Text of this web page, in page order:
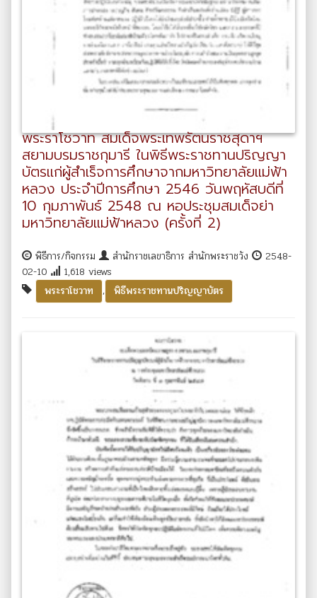
พระราโชวาท สมเด็จพระเทพรัตนราชสุดาฯ
สยามบรมราชกุมารี ในพิธีพระราชทานปริญญา
บัตรแก่ผู้สำเร็จการศึกษาจากมหาวิทยาลัยแม่ฟ้า
หลวง ประจำปีการศึกษา 2546 วันพฤหัสบดีที่
10 กุมภาพันธ์ 2548 ณ หอประชุมสมเด็จย่า
มหาวิทยาลัยแม่ฟ้าหลวง (ครั้งที่ 2)
พิธีการ/กิจกรรม สำนักราชเลขาธิการ สำนักพระราชวัง
2548-
02-10
1,618 views
พระราโชวาท
, พิธีพระราชทานปริญญาบัตร